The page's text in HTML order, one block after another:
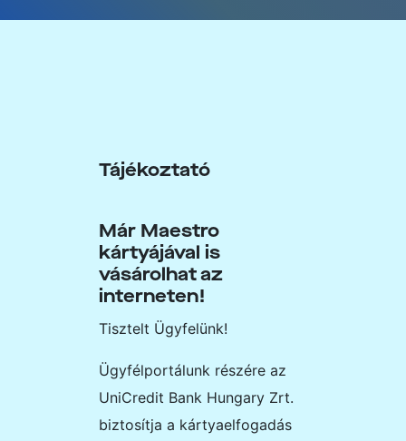
Tájékoztató
Már Maestro
kártyájával is
vásárolhat az
interneten!
Tisztelt Ügyfelünk!
Ügyfélportálunk részére az
UniCredit Bank Hungary Zrt.
biztosítja a kártyaelfogadás